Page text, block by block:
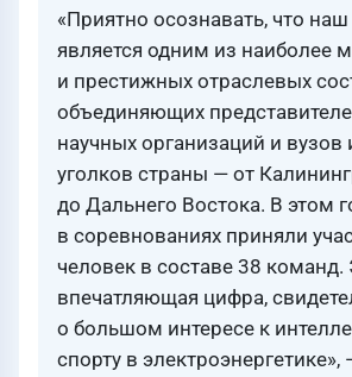
«Приятно осознавать, что наш
является одним из наиболее
и престижных отраслевых
объединяющих
научных организаций и вузов
уголков страны — от
до Дальнего Востока. В этом
в соревнованиях приняли
человек в составе 38 команд.
впечатляющая цифра,
о большом интересе к
спорту в